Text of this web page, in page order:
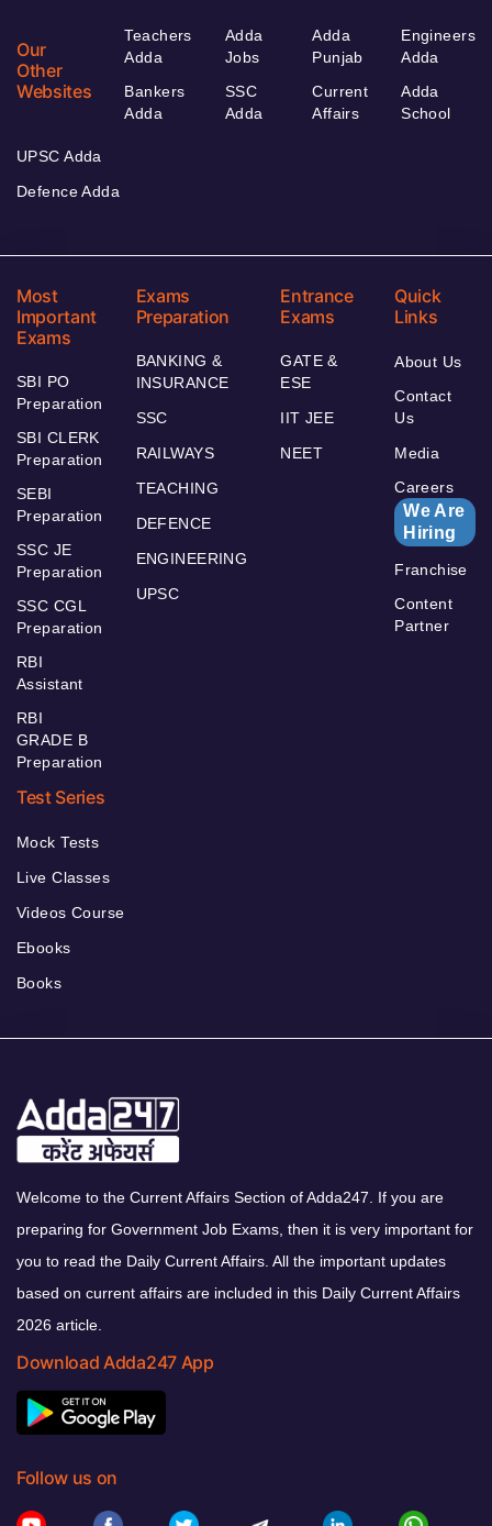
Our
Other
Websites
Teachers
Adda
Bankers
Adda
Adda
Jobs
SSC
Adda
Adda
Punjab
Current
Affairs
Engineers
Adda
Adda
School
UPSC Adda
Defence Adda
Most
Important
Exams
SBI PO
Preparation
SBI CLERK
Preparation
SEBI
Preparation
SSC JE
Preparation
SSC CGL
Preparation
RBI
Assistant
RBI
GRADE B
Preparation
Exams
Preparation
BANKING &
INSURANCE
SSC
RAILWAYS
TEACHING
DEFENCE
ENGINEERING
UPSC
Entrance
Exams
GATE &
ESE
IIT JEE
NEET
Quick
Links
About Us
Contact
Us
Media
Careers
We Are
Hiring
Franchise
Content
Partner
Test Series
Mock Tests
Live Classes
Videos Course
Ebooks
Books
Welcome to the Current Affairs Section of Adda247. If you are
preparing for Government Job Exams, then it is very important for
you to read the Daily Current Affairs. All the important updates
based on current affairs are included in this Daily Current Affairs
2026 article.
Download Adda247 App
Follow us on